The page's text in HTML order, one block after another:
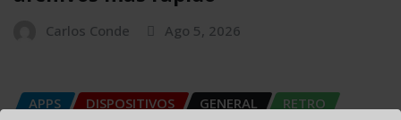
Carlos Conde Ago 5, 2026
APPS DISPOSITIVOS GENERAL
RETRO